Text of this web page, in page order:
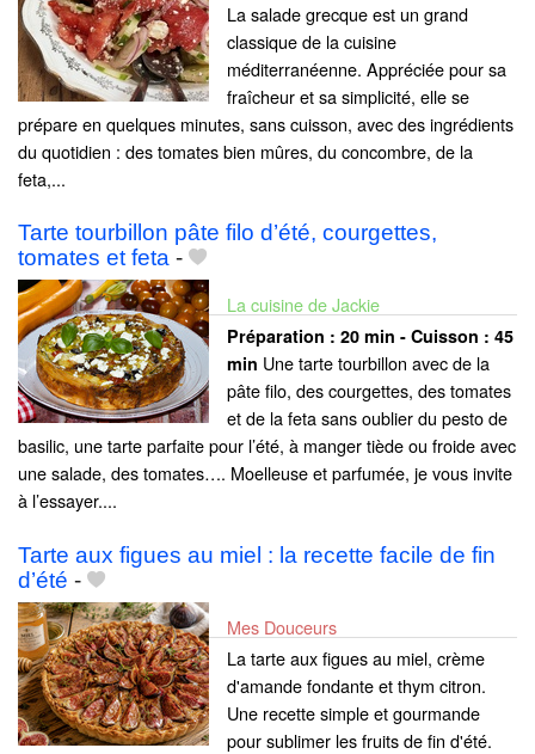
La salade grecque est un grand
classique de la cuisine
méditerranéenne. Appréciée pour sa
fraîcheur et sa simplicité, elle se
prépare en quelques minutes, sans cuisson, avec des ingrédients
du quotidien : des tomates bien mûres, du concombre, de la
feta,...
Tarte tourbillon pâte filo d’été, courgettes,
tomates et feta -
La cuisine de Jackie
Préparation : 20 min - Cuisson : 45
min Une tarte tourbillon avec de la
pâte filo, des courgettes, des tomates
et de la feta sans oublier du pesto de
basilic, une tarte parfaite pour l’été, à manger tiède ou froide avec
une salade, des tomates…. Moelleuse et parfumée, je vous invite
à l’essayer....
Tarte aux figues au miel : la recette facile de fin
d’été -
Mes Douceurs
La tarte aux figues au miel, crème
d'amande fondante et thym citron.
Une recette simple et gourmande
pour sublimer les fruits de fin d'été.